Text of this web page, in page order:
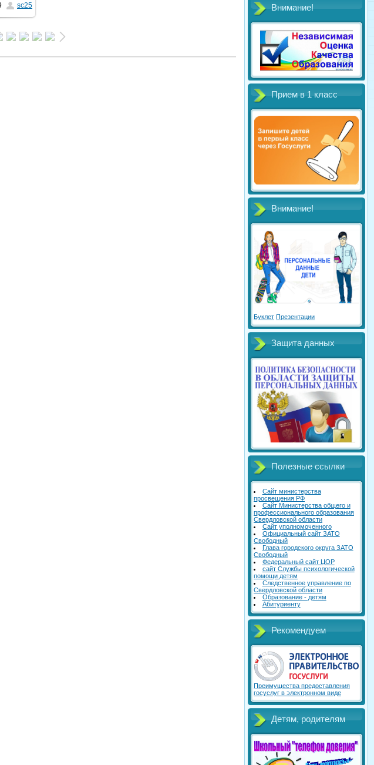
sc25 Внимание!
Прием в 1 класс
Внимание!
Буклет Презентации
Защита данных
Полезные ссылки
Сайт министерства
просвещения РФ
Сайт Министерства общего и
профессионального образования
Свердловской области
Сайт уполномоченного
Официальный сайт ЗАТО
Свободный
Глава городского округа ЗАТО
Свободный
Федеральный сайт ЦОР
сайт Службы психологической
помощи детям
Следственное управление по
Свердловской области
Образование - детям
Абитуриенту
Рекомендуем
Преимущества предоставления
госуслуг в электронном виде
Детям, родителям